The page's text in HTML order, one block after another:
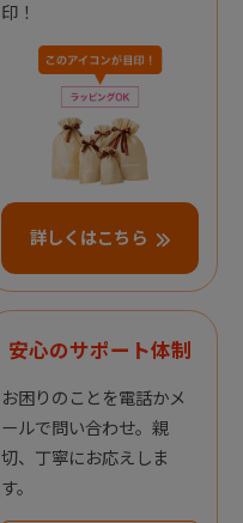
印！
詳しくはこちら
安心のサポート体制
お困りのことを電話かメ
ールで問い合わせ。親
切、丁寧にお応えしま
す。